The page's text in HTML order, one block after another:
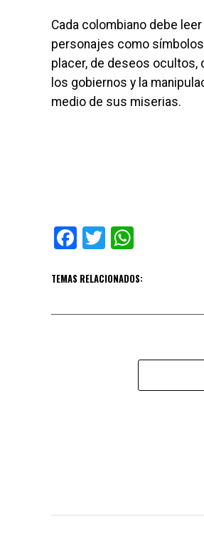
Cada colombiano debe
personajes como símbolos
placer, de deseos ocultos,
los gobiernos y la
medio de sus miserias.
Facebook
Twitter
TEMAS RELACIONADOS: